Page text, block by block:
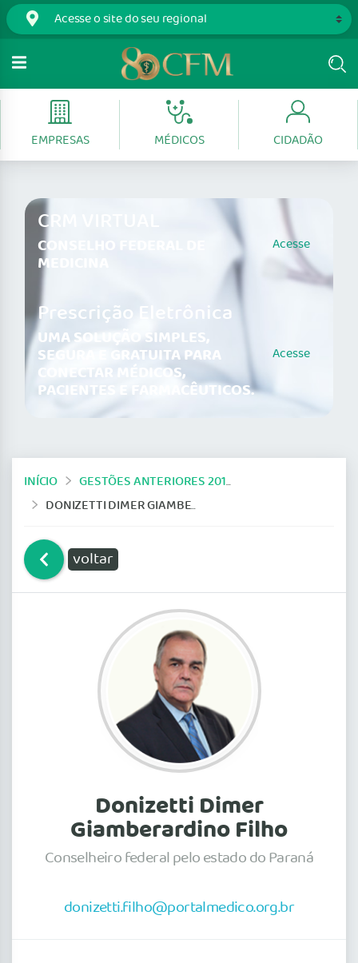
EMPRESAS MÉDICOS CIDADÃO
CRM VIRTUAL
CONSELHO FEDERAL DE
MEDICINA
Acesse
Prescrição Eletrônica
UMA SOLUÇÃO SIMPLES,
SEGURA E GRATUITA PARA
CONECTAR MÉDICOS,
PACIENTES E FARMACÊUTICOS.
Acesse
INÍCIO
GESTÕES ANTERIORES 2014-2019
DONIZETTI DIMER GIAMBERARDINO FILHO
voltar
Donizetti Dimer
Giamberardino Filho
Conselheiro federal pelo estado do Paraná
donizetti.filho@portalmedico.org.br